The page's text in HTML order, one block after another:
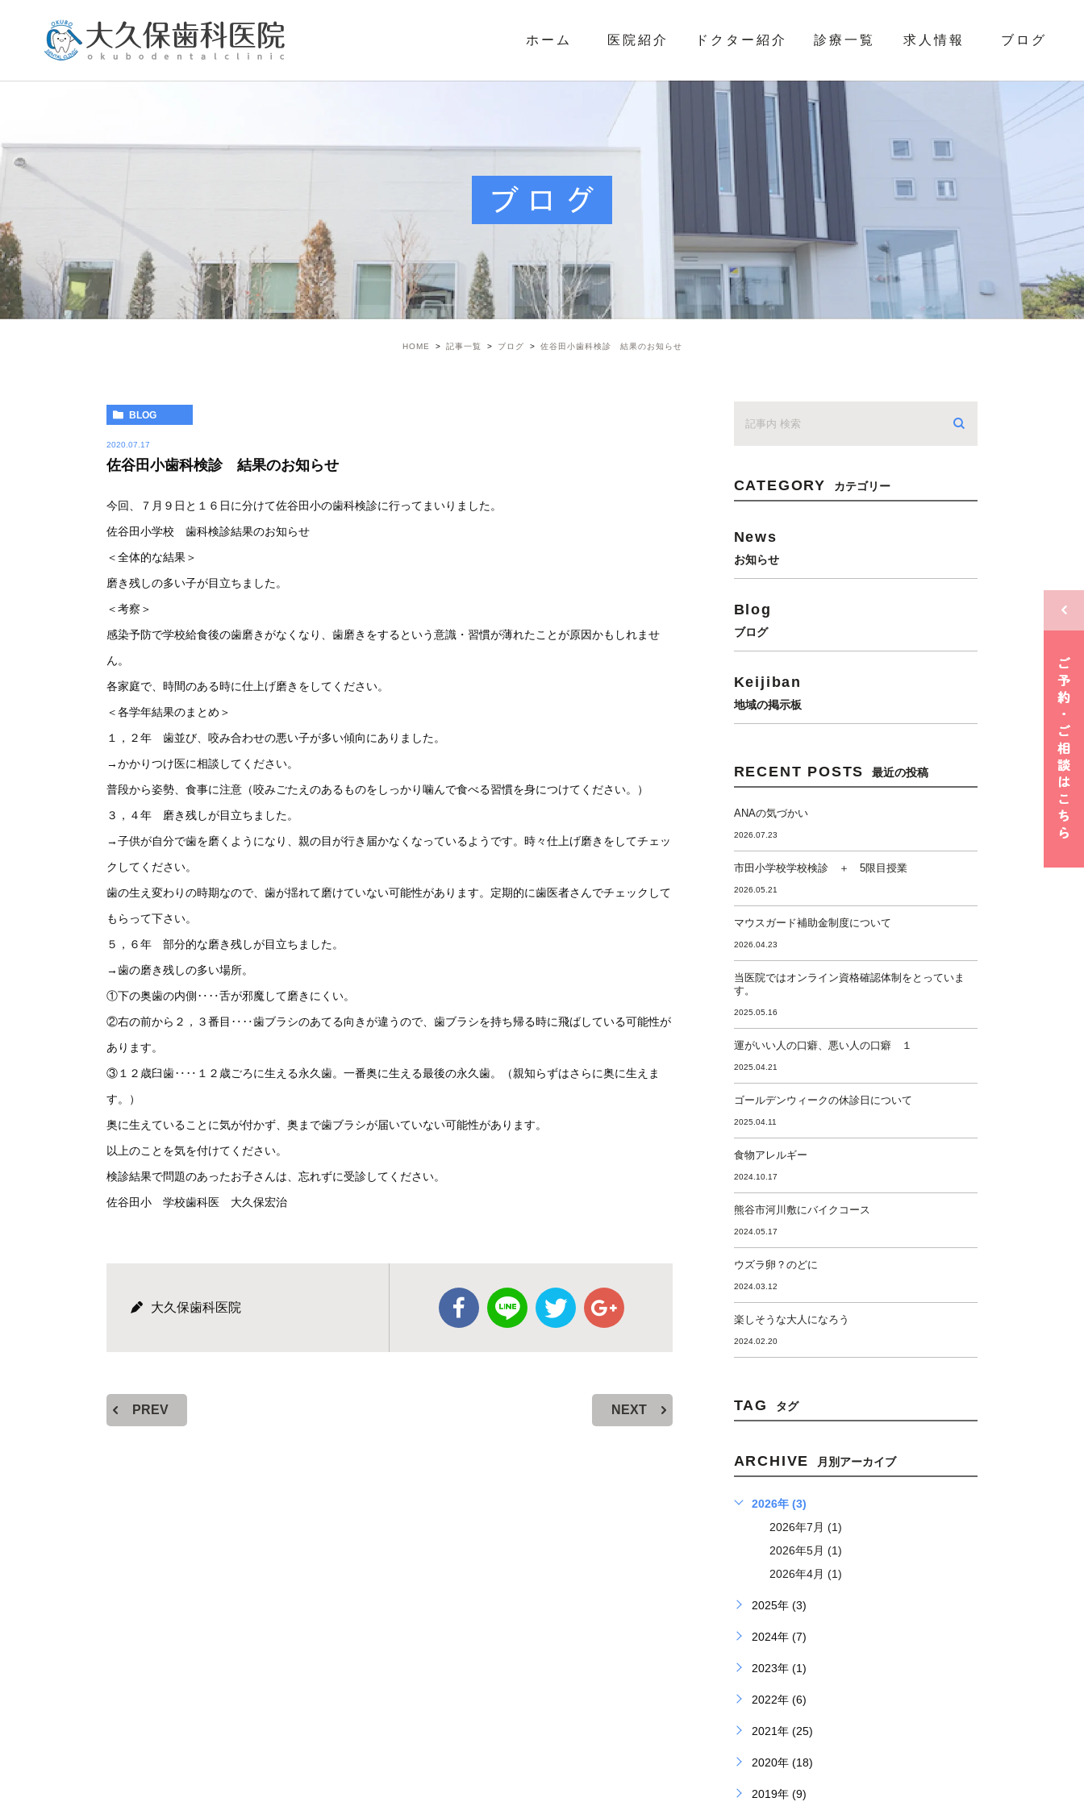
ホーム 医院紹介 ドクター紹介 診療一覧 求人情報 ブログ
ブログ
HOME 記事一覧 ブログ 佐谷田小歯科検診 結果のお知らせ
BLOG
2020.07.17
佐谷田小歯科検診 結果のお知らせ
今回、７月９日と１６日に分けて佐谷田小の歯科検診に行ってまいりました。
佐谷田小学校 歯科検診結果のお知らせ
＜全体的な結果＞
磨き残しの多い子が目立ちました。
＜考察＞
感染予防で学校給食後の歯磨きがなくなり、歯磨きをするという意識・習慣が薄れたことが原因かもしれませ
ん。
各家庭で、時間のある時に仕上げ磨きをしてください。
＜各学年結果のまとめ＞
１，２年 歯並び、咬み合わせの悪い子が多い傾向にありました。
→かかりつけ医に相談してください。
普段から姿勢、食事に注意（咬みごたえのあるものをしっかり噛んで食べる習慣を身につけてください。）
３，４年 磨き残しが目立ちました。
→子供が自分で歯を磨くようになり、親の目が行き届かなくなっているようです。時々仕上げ磨きをしてチェッ
クしてください。
歯の生え変わりの時期なので、歯が揺れて磨けていない可能性があります。定期的に歯医者さんでチェックして
もらって下さい。
５，６年 部分的な磨き残しが目立ちました。
→歯の磨き残しの多い場所。
①下の奥歯の内側‥‥舌が邪魔して磨きにくい。
②右の前から２，３番目‥‥歯ブラシのあてる向きが違うので、歯ブラシを持ち帰る時に飛ばしている可能性が
あります。
③１２歳臼歯‥‥１２歳ごろに生える永久歯。一番奥に生える最後の永久歯。（親知らずはさらに奥に生えま
す。）
奥に生えていることに気が付かず、奥まで歯ブラシが届いていない可能性があります。
以上のことを気を付けてください。
検診結果で問題のあったお子さんは、忘れずに受診してください。
佐谷田小 学校歯科医 大久保宏治
大久保歯科医院
PREV NEXT
CATEGORY カテゴリー
News
お知らせ
Blog
ブログ
Keijiban
地域の掲示板
RECENT POSTS 最近の投稿
ANAの気づかい
2026.07.23
市田小学校学校検診 ＋ 5限目授業
2026.05.21
マウスガード補助金制度について
2026.04.23
当医院ではオンライン資格確認体制をとっていま
す。
2025.05.16
運がいい人の口癖、悪い人の口癖 １
2025.04.21
ゴールデンウィークの休診日について
2025.04.11
食物アレルギー
2024.10.17
熊谷市河川敷にバイクコース
2024.05.17
ウズラ卵？のどに
2024.03.12
楽しそうな大人になろう
2024.02.20
TAG タグ
ARCHIVE 月別アーカイブ
2026年 (3)
2026年7月 (1)
2026年5月 (1)
2026年4月 (1)
2025年 (3)
2024年 (7)
2023年 (1)
2022年 (6)
2021年 (25)
2020年 (18)
2019年 (9)